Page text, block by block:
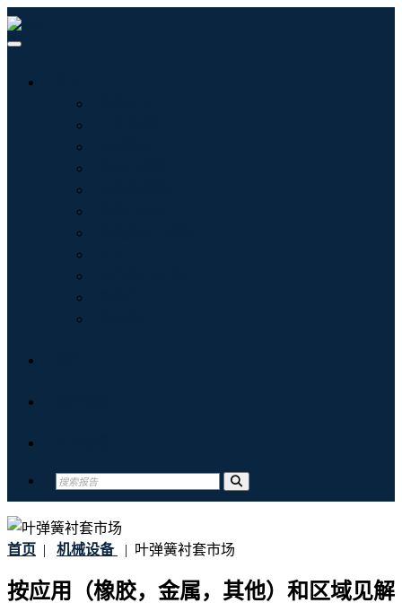
首页 | 机械设备 | 叶弹簧衬套市场
按应用（橡胶，金属，其他）和区域见解